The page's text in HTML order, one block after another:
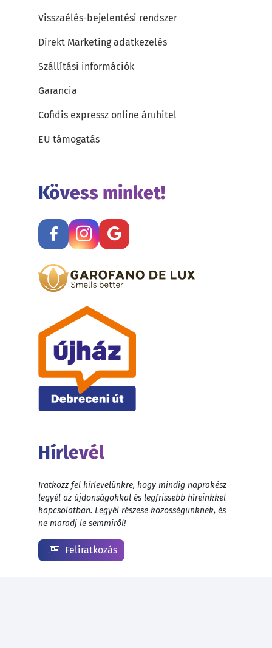
Visszaélés-bejelentési rendszer
Direkt Marketing adatkezelés
Szállítási információk
Garancia
Cofidis expressz online áruhitel
EU támogatás
Kövess minket!
Hírlevél
Iratkozz fel hírlevelünkre, hogy mindig naprakész
legyél az újdonságokkal és legfrissebb híreinkkel
kapcsolatban. Legyél részese közösségünknek, és
ne maradj le semmiről!
Feliratkozás